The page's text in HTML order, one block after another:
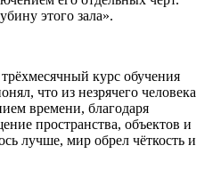
этого зала».
курс обучения
что из незрячего человека
времени, благодаря
пространства, объектов и
лучше, мир обрел чёткость и